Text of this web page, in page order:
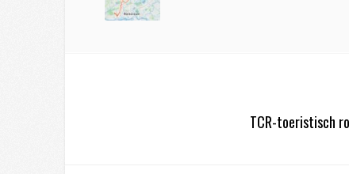
TCR-toeristisch